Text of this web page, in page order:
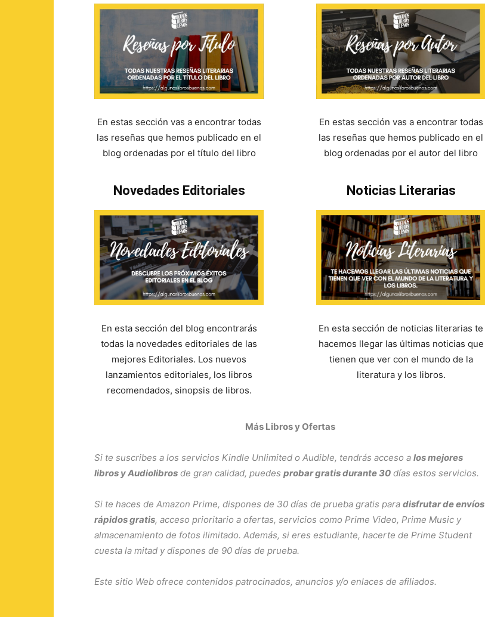
En estas sección vas a encontrar todas
las reseñas que hemos publicado en el
blog ordenadas por el título del libro
En estas sección vas a encontrar todas
las reseñas que hemos publicado en el
blog ordenadas por el autor del libro
Novedades Editoriales
En esta sección del blog encontrarás
todas la novedades editoriales de las
mejores Editoriales. Los nuevos
lanzamientos editoriales, los libros
recomendados, sinopsis de libros.
Noticias Literarias
En esta sección de noticias literarias te
hacemos llegar las últimas noticias que
tienen que ver con el mundo de la
literatura y los libros.
Más Libros y Ofertas
Si te suscribes a los servicios Kindle Unlimited o Audible, tendrás acceso a los mejores
libros y Audiolibros de gran calidad, puedes probar gratis durante 30 días estos servicios.
Si te haces de Amazon Prime, dispones de 30 días de prueba gratis para disfrutar de envíos
rápidos gratis, acceso prioritario a ofertas, servicios como Prime Video, Prime Music y
almacenamiento de fotos ilimitado. Además, si eres estudiante, hacerte de Prime Student
cuesta la mitad y dispones de 90 días de prueba.
Este sitio Web ofrece contenidos patrocinados, anuncios y/o enlaces de afiliados.